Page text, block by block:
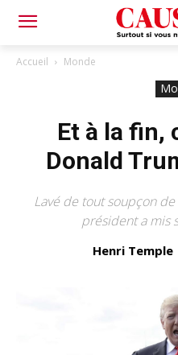
Accueil Monde
Et à la fin,
Donald
Lavé de tout soupçon
président a mis
Henri Temple